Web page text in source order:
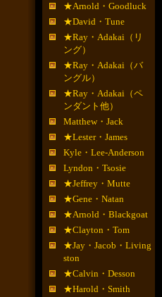
★Arnold・Goodluck
★David・Tune
★Ray・Adakai（リ
ング）
★Ray・Adakai（バ
ングル）
★Ray・Adakai（ペ
ンダント他）
Matthew・Jack
★Lester・James
Kyle・Lee-Anderson
Lyndon・Tsosie
★Jeffrey・Mutte
★Gene・Natan
★Arnold・Blackgoat
★Clayton・Tom
★Jay・Jacob・Living
ston
★Calvin・Desson
★Harold・Smith